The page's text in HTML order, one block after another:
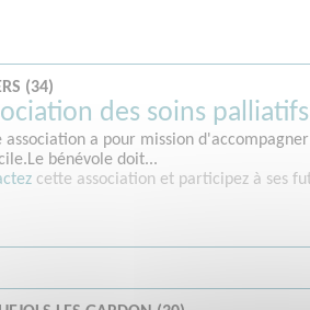
(34)
des soins
association a pour mission
bénévole doit...
cette association et participez à ses